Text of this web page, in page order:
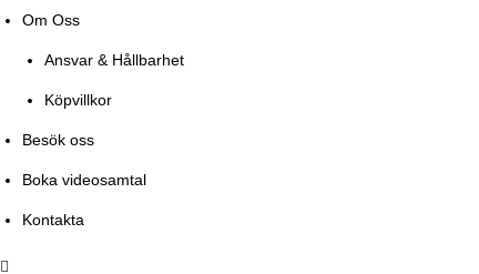
Om Oss
Ansvar & Hållbarhet
Köpvillkor
Besök oss
Boka videosamtal
Kontakta